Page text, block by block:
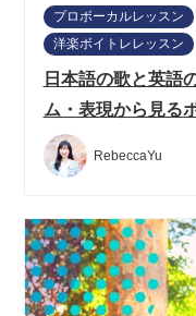
プロボーカルレッスン
洋楽ボイトレレッスン
日本語の歌と英語
ム・表現から見る
RebeccaYu